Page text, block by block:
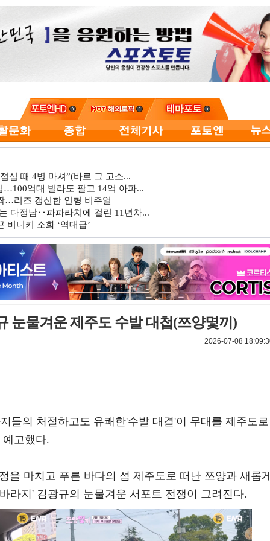
심 때 4병 마셔”(바로 그 고소...
억대 빌라도 팔고 14억 아파...
…리즈 갱신한 인형 비주얼
다정남‥파파라치에 걸린 11년차...
비니키 소화 ‘역대급’
눈물겨운 제주도 수발 대첩(쯔양몇끼)
2026-07-08
들의 처절하고도 유쾌한'수발 대결'이 무대를 제주도로
고했다.
을 마치고 푸른 바다의 섬 제주도로 떠난 쯔양과 새롭
라지' 김광규의 눈물겨운 서포트 전쟁이 그려진다.